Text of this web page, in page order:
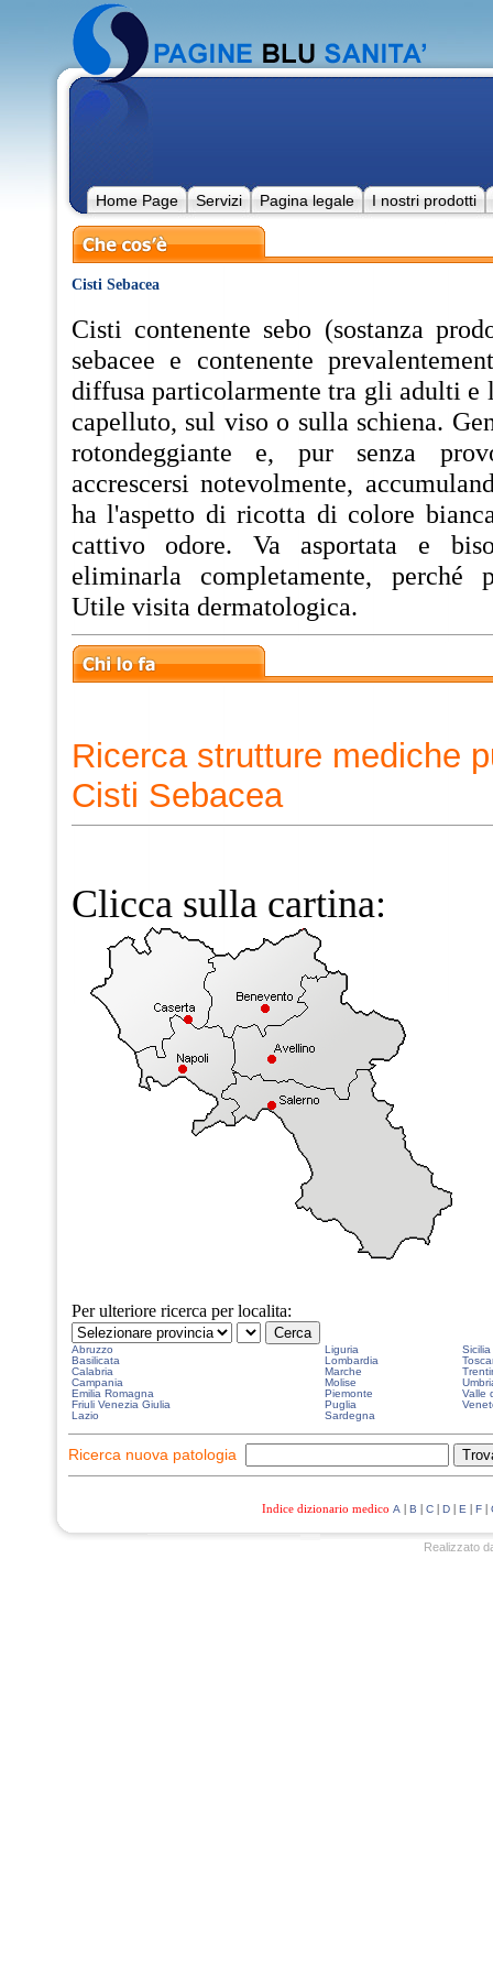
Home Page Servizi Pagina legale I nostri prodotti
Cisti Sebacea
Cisti contenente sebo (sostanza
sebacee e contenente
diffusa particolarmente tra gli adulti e
capelluto, sul viso o sulla schiena.
rotondeggiante e, pur senza
accrescersi notevolmente,
ha l'aspetto di ricotta di colore
cattivo odore. Va asportata e
eliminarla completamente, perché
Utile visita dermatologica.
Ricerca strutture mediche
Cisti Sebacea
Clicca sulla cartina:
Per ulteriore ricerca per localita:
Abruzzo Liguria
Sicilia
Basilicata
Lombardia
Calabria
Marche
Campania
Molise
Emilia Romagna
Piemonte
Valle
Friuli Venezia Giulia
Puglia
Lazio
Sardegna
Ricerca nuova patologia
Indice dizionario medico A | B | C | D | E | F |
Realizzato